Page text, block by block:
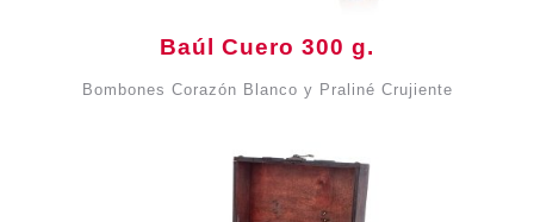
Baúl Cuero 300 g.
Bombones Corazón Blanco y Praliné Crujiente